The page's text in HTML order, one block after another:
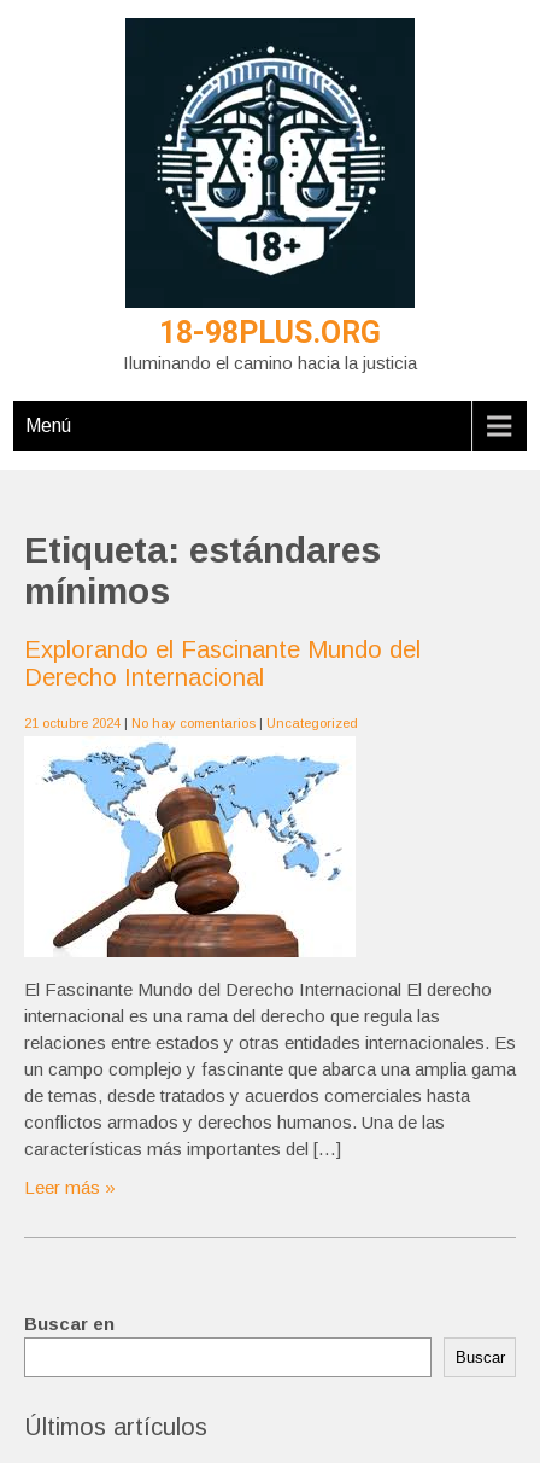
18-98PLUS.ORG
Iluminando el camino hacia la justicia
Menú
Etiqueta: estándares
mínimos
Explorando el Fascinante Mundo del
Derecho Internacional
21 octubre 2024 | No hay comentarios | Uncategorized
El Fascinante Mundo del Derecho Internacional El derecho
internacional es una rama del derecho que regula las
relaciones entre estados y otras entidades internacionales. Es
un campo complejo y fascinante que abarca una amplia gama
de temas, desde tratados y acuerdos comerciales hasta
conflictos armados y derechos humanos. Una de las
características más importantes del […]
Leer más »
Buscar en
Buscar
Últimos artículos